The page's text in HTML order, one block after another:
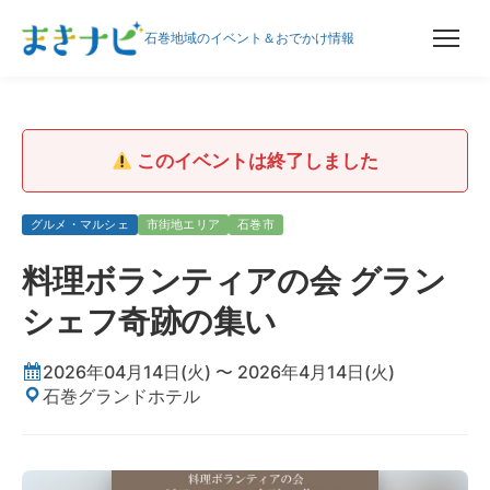
石巻地域のイベント＆おでかけ情報
このイベントは終了しました
グルメ・マルシェ 市街地エリア 石巻市
料理ボランティアの会 グラン
シェフ奇跡の集い
2026年04月14日(火) 〜 2026年4月14日(火)
石巻グランドホテル